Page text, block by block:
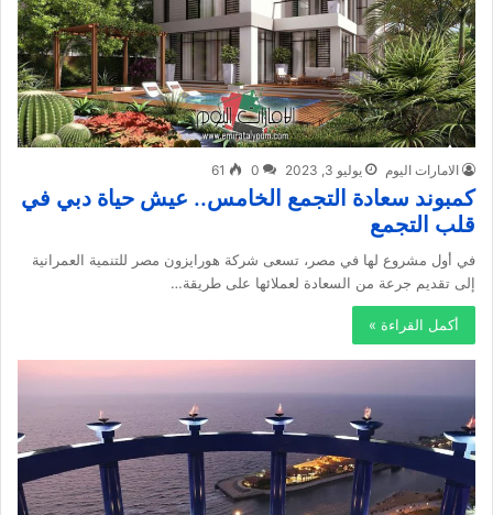
الامارات اليوم يوليو 3, 2023 0
61
كمبوند سعادة التجمع الخامس.. عيش حياة دبي في
قلب التجمع
في أول مشروع لها في مصر، تسعى شركة هورايزون مصر للتنمية العمرانية
إلى تقديم جرعة من السعادة لعملائها على طريقة…
أكمل القراءة »